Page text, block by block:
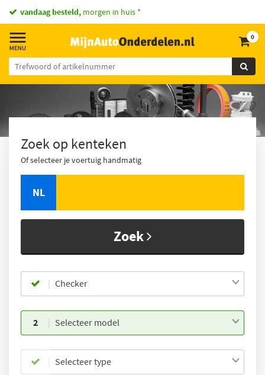
vandaag besteld, morgen in huis *
0
Zoek op kenteken
Of selecteer je voertuig handmatig
NL
Zoek
Checker
2 Selecteer model
Selecteer type